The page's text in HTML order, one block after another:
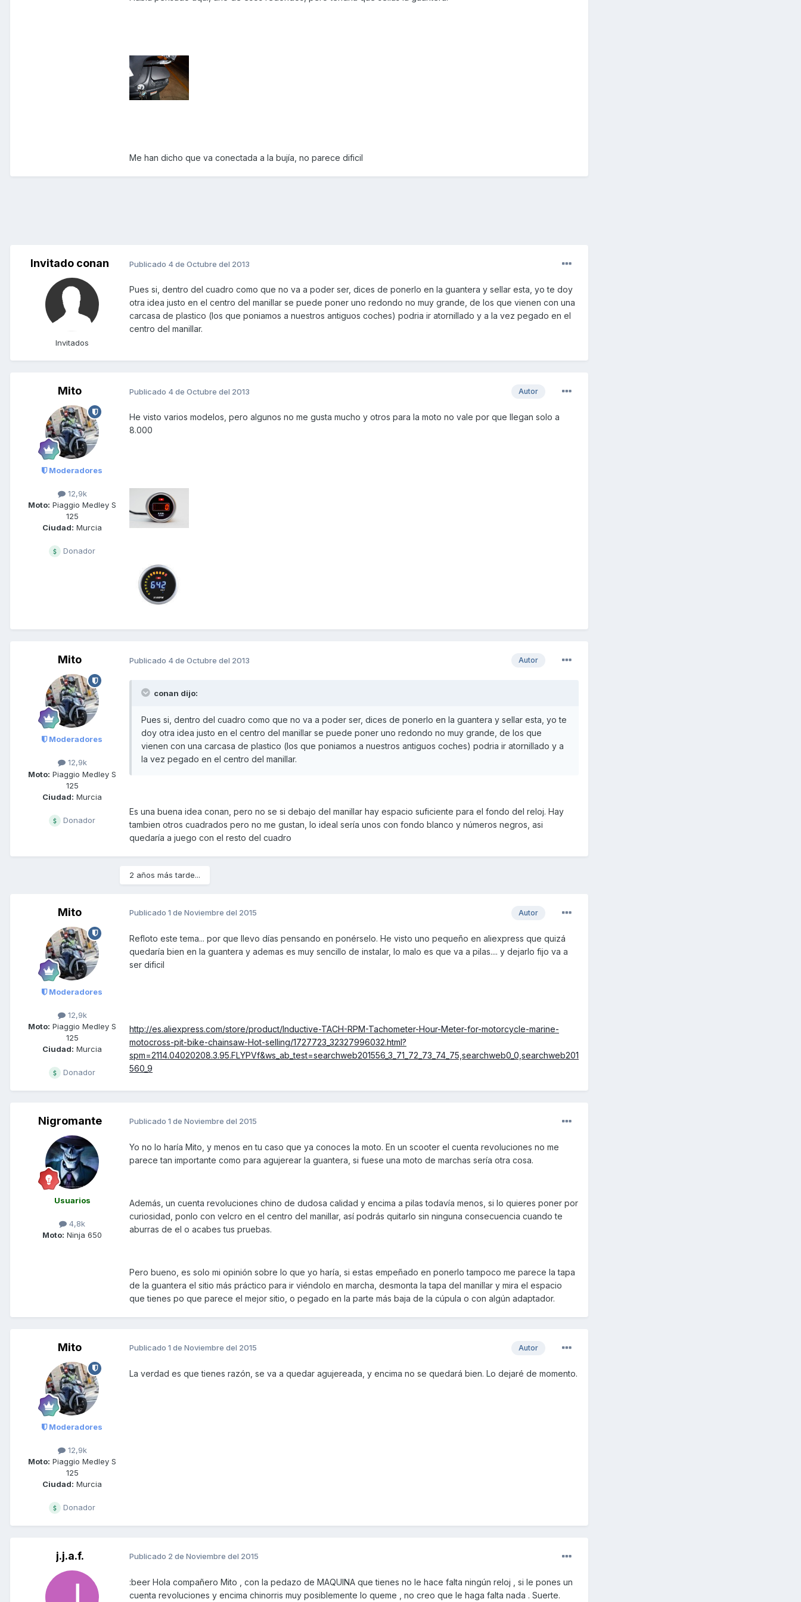
Me han dicho que va conectada a la bujía, no parece dificil
Invitado conan
Invitados
Publicado 4 de Octubre del 2013
Pues si, dentro del cuadro como que no va a poder ser, dices de ponerlo en la guantera y sellar esta, yo te doy
otra idea justo en el centro del manillar se puede poner uno redondo no muy grande, de los que vienen con una
carcasa de plastico (los que poniamos a nuestros antiguos coches) podria ir atornillado y a la vez pegado en el
centro del manillar.
Mito
Moderadores
12,9k
Moto: Piaggio Medley S
125
Ciudad: Murcia
Donador
Autor
Publicado 4 de Octubre del 2013
He visto varios modelos, pero algunos no me gusta mucho y otros para la moto no vale por que llegan solo a
8.000
Mito
Moderadores
12,9k
Moto: Piaggio Medley S
125
Ciudad: Murcia
Donador
Autor
Publicado 4 de Octubre del 2013
conan dijo:
Pues si, dentro del cuadro como que no va a poder ser, dices de ponerlo en la guantera y sellar esta, yo te
doy otra idea justo en el centro del manillar se puede poner uno redondo no muy grande, de los que
vienen con una carcasa de plastico (los que poniamos a nuestros antiguos coches) podria ir atornillado y a
la vez pegado en el centro del manillar.
Es una buena idea conan, pero no se si debajo del manillar hay espacio suficiente para el fondo del reloj. Hay
tambien otros cuadrados pero no me gustan, lo ideal sería unos con fondo blanco y números negros, asi
quedaría a juego con el resto del cuadro
2 años más tarde...
Mito
Moderadores
12,9k
Moto: Piaggio Medley S
125
Ciudad: Murcia
Donador
Autor
Publicado 1 de Noviembre del 2015
Refloto este tema... por que llevo días pensando en ponérselo. He visto uno pequeño en aliexpress que quizá
quedaría bien en la guantera y ademas es muy sencillo de instalar, lo malo es que va a pilas.... y dejarlo fijo va a
ser dificil
http://es.aliexpress.com/store/product/Inductive-TACH-RPM-Tachometer-Hour-Meter-for-motorcycle-marine-
motocross-pit-bike-chainsaw-Hot-selling/1727723_32327996032.html?
spm=2114.04020208.3.95.FLYPVf&ws_ab_test=searchweb201556_3_71_72_73_74_75,searchweb0_0,searchweb201
560_9
Nigromante
Usuarios
4,8k
Moto: Ninja 650
Publicado 1 de Noviembre del 2015
Yo no lo haría Mito, y menos en tu caso que ya conoces la moto. En un scooter el cuenta revoluciones no me
parece tan importante como para agujerear la guantera, si fuese una moto de marchas sería otra cosa.
Además, un cuenta revoluciones chino de dudosa calidad y encima a pilas todavía menos, si lo quieres poner por
curiosidad, ponlo con velcro en el centro del manillar, así podrás quitarlo sin ninguna consecuencia cuando te
aburras de el o acabes tus pruebas.
Pero bueno, es solo mi opinión sobre lo que yo haría, si estas empeñado en ponerlo tampoco me parece la tapa
de la guantera el sitio más práctico para ir viéndolo en marcha, desmonta la tapa del manillar y mira el espacio
que tienes po que parece el mejor sitio, o pegado en la parte más baja de la cúpula o con algún adaptador.
Mito
Moderadores
12,9k
Moto: Piaggio Medley S
125
Ciudad: Murcia
Donador
Autor
Publicado 1 de Noviembre del 2015
La verdad es que tienes razón, se va a quedar agujereada, y encima no se quedará bien. Lo dejaré de momento.
j.j.a.f. Publicado 2 de Noviembre del 2015
:beer Hola compañero Mito , con la pedazo de MAQUINA que tienes no le hace falta ningún reloj , si le pones un
cuenta revoluciones y encima chinorris muy posiblemente lo queme , no creo que le haga falta nada . Suerte.